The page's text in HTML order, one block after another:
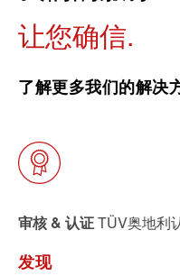
让您确信
了解更多我们的解决
审核 & 认证TÜV奥地利
发现